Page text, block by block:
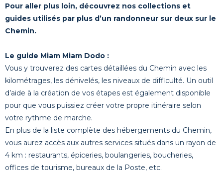
Pour aller plus loin, découvrez nos collections et
guides utilisés par plus d’un randonneur sur deux sur le
Chemin.
Le guide Miam Miam Dodo :
Vous y trouverez des cartes détaillées du Chemin avec les
kilométrages, les dénivelés, les niveaux de difficulté. Un outil
d’aide à la création de vos étapes est également disponible
pour que vous puissiez créer votre propre itinéraire selon
votre rythme de marche.
En plus de la liste complète des hébergements du Chemin,
vous aurez accès aux autres services situés dans un rayon de
4 km : restaurants, épiceries, boulangeries, boucheries,
offices de tourisme, bureaux de la Poste, etc.